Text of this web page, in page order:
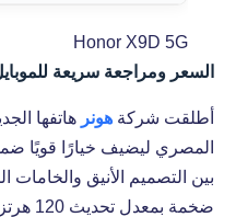
Honor X9D 5G
السعر ومراجعة سريعة
أطلقت شركة هونر هاتفها
المصري ليضيف خيارًا قويًا
بين التصميم الأنيق والخامات
ضخمة بمعدل تحديث 120 هرتز وبطارية